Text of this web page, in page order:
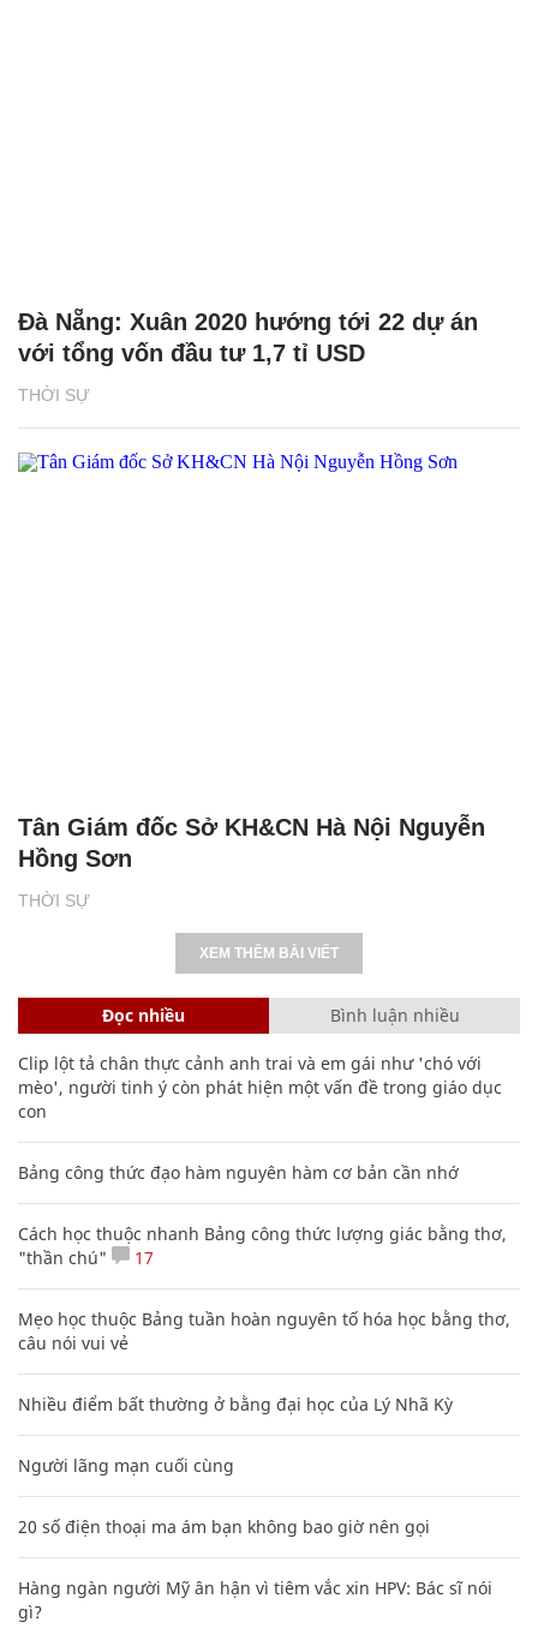
THỜI SỰ
Đà Nẵng: Xuân 2020 hướng tới 22 dự án
với tổng vốn đầu tư 1,7 tỉ USD
THỜI SỰ
Tân Giám đốc Sở KH&CN Hà Nội Nguyễn
Hồng Sơn
XEM THÊM BÀI VIẾT
Đọc nhiều Bình luận nhiều
Clip lột tả chân thực cảnh anh trai và em gái như 'chó với
mèo', người tinh ý còn phát hiện một vấn đề trong giáo dục
con
Bảng công thức đạo hàm nguyên hàm cơ bản cần nhớ
Cách học thuộc nhanh Bảng công thức lượng giác bằng thơ,
"thần chú"
17
Mẹo học thuộc Bảng tuần hoàn nguyên tố hóa học bằng thơ,
câu nói vui vẻ
Nhiều điểm bất thường ở bằng đại học của Lý Nhã Kỳ
Người lãng mạn cuối cùng
20 số điện thoại ma ám bạn không bao giờ nên gọi
Hàng ngàn người Mỹ ân hận vì tiêm vắc xin HPV: Bác sĩ nói
gì?